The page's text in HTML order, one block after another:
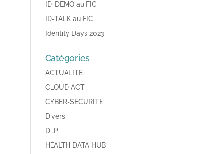
ID-DEMO au FIC
ID-TALK au FIC
Identity Days 2023
Catégories
ACTUALITE
CLOUD ACT
CYBER-SECURITE
Divers
DLP
HEALTH DATA HUB